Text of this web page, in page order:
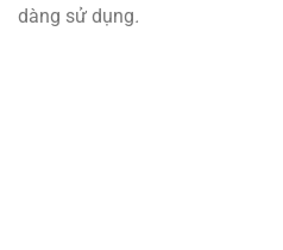
dàng sử dụng.